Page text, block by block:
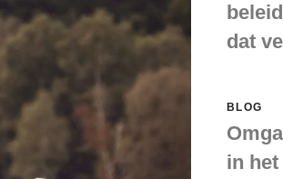
dat
BLOG
in